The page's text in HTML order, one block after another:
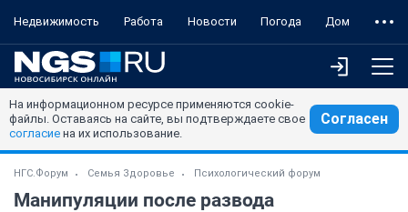
Недвижимость Работа Новости Погода Дом
На информационном ресурсе применяются cookie-
файлы. Оставаясь на сайте, вы подтверждаете свое
согласие на их использование.
Согласен
НГС.Форум Семья Здоровье Психологический форум
Манипуляции после развода